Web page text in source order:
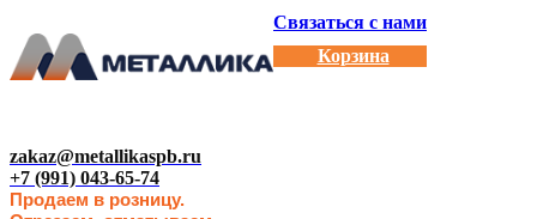
Связаться с нами
Корзина
zakaz@metallikaspb.ru
+7 (991) 043-65-74
Продаем в розницу.